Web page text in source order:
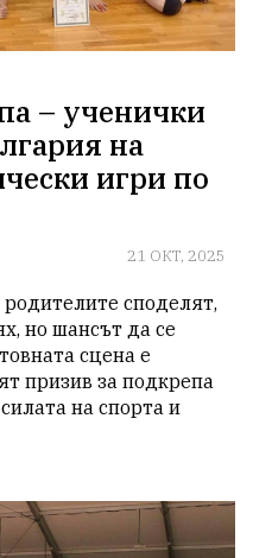
– ученички
на
игри по
21 ОКТ, 2025
споделят,
но шансът да се
сцена е
призив за подкрепа
на спорта и